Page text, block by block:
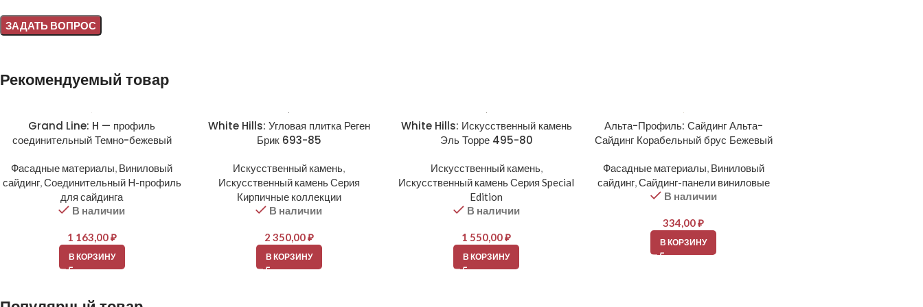
Рекомендуемый товар
Grand Line: H — профиль
соединительный Темно-бежевый
Фасадные материалы, Виниловый
сайдинг,Соединительный H-профиль
для сайдинга
В наличии
1 163,00₽
В КОРЗИНУ
White Hills: Угловая плитка Реген
Брик 693-85
Искусственный камень,
Искусственный камень Серия
Кирпичные коллекции
В наличии
2 350,00₽
В КОРЗИНУ
White Hills: Искусственный камень
Эль Торре 495-80
Искусственный камень,
Искусственный камень Серия Special
Edition
В наличии
1 550,00₽
В КОРЗИНУ
Альта-Профиль: Сайдинг Альта-
Сайдинг Корабельный брус Бежевый
Фасадные материалы, Виниловый
сайдинг,Сайдинг-панели виниловые
В наличии
334,00₽
В КОРЗИНУ